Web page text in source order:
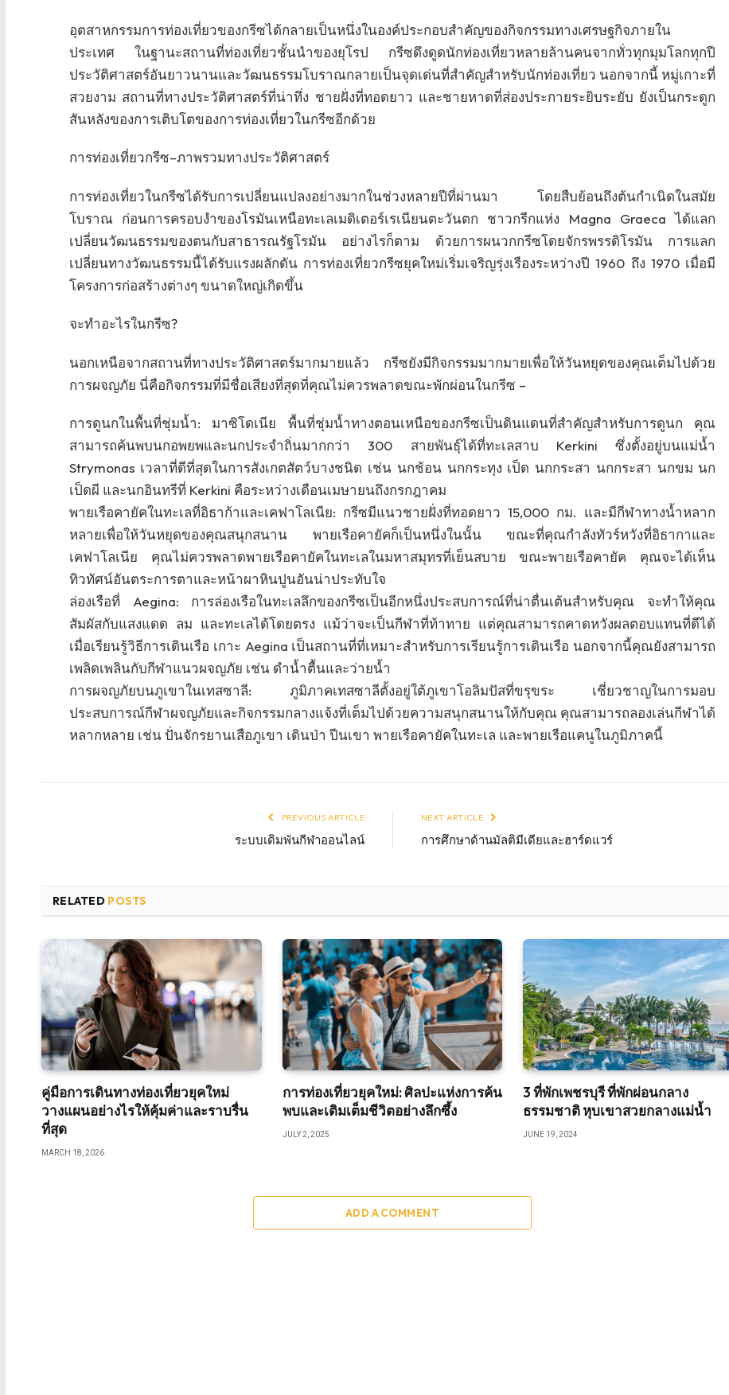
อุตสาหกรรมการท่องเที่ยวของกรีซได้กลายเป็นหนึ่งในองค์ประกอบสำคัญของกิจกรรมทางเศรษฐกิจภายใน
ประเทศ ในฐานะสถานที่ท่องเที่ยวชั้นนำของยุโรป กรีซดึงดูดนักท่องเที่ยวหลายล้านคนจากทั่วทุกมุมโลกทุกปี
ประวัติศาสตร์อันยาวนานและวัฒนธรรมโบราณกลายเป็นจุดเด่นที่สำคัญสำหรับนักท่องเที่ยว นอกจากนี้ หมู่เกาะที่
สวยงาม สถานที่ทางประวัติศาสตร์ที่น่าทึ่ง ชายฝั่งที่ทอดยาว และชายหาดที่ส่องประกายระยิบระยับ ยังเป็นกระดูก
สันหลังของการเติบโตของการท่องเที่ยวในกรีซอีกด้วย
การท่องเที่ยวกรีซ–ภาพรวมทางประวัติศาสตร์
การท่องเที่ยวในกรีซได้รับการเปลี่ยนแปลงอย่างมากในช่วงหลายปีที่ผ่านมา โดยสืบย้อนถึงต้นกำเนิดในสมัย
โบราณ ก่อนการครอบงำของโรมันเหนือทะเลเมดิเตอร์เรเนียนตะวันตก ชาวกรีกแห่ง Magna Graeca ได้แลก
เปลี่ยนวัฒนธรรมของตนกับสาธารณรัฐโรมัน อย่างไรก็ตาม ด้วยการผนวกกรีซโดยจักรพรรดิโรมัน การแลก
เปลี่ยนทางวัฒนธรรมนี้ได้รับแรงผลักดัน การท่องเที่ยวกรีซยุคใหม่เริ่มเจริญรุ่งเรืองระหว่างปี 1960 ถึง 1970 เมื่อมี
โครงการก่อสร้างต่างๆ ขนาดใหญ่เกิดขึ้น
จะทำอะไรในกรีซ?
นอกเหนือจากสถานที่ทางประวัติศาสตร์มากมายแล้ว กรีซยังมีกิจกรรมมากมายเพื่อให้วันหยุดของคุณเต็มไปด้วย
การผจญภัย นี่คือกิจกรรมที่มีชื่อเสียงที่สุดที่คุณไม่ควรพลาดขณะพักผ่อนในกรีซ –
การดูนกในพื้นที่ชุ่มน้ำ: มาซิโดเนีย พื้นที่ชุ่มน้ำทางตอนเหนือของกรีซเป็นดินแดนที่สำคัญสำหรับการดูนก คุณ
สามารถค้นพบนกอพยพและนกประจำถิ่นมากกว่า 300 สายพันธุ์ได้ที่ทะเลสาบ Kerkini ซึ่งตั้งอยู่บนแม่น้ำ
Strymonas เวลาที่ดีที่สุดในการสังเกตสัตว์บางชนิด เช่น นกช้อน นกกระทุง เป็ด นกกระสา นกกระสา นกขม นก
เป็ดผี และนกอินทรีที่ Kerkini คือระหว่างเดือนเมษายนถึงกรกฎาคม
พายเรือคายัคในทะเลที่อิธาก้าและเคฟาโลเนีย: กรีซมีแนวชายฝั่งที่ทอดยาว 15,000 กม. และมีกีฬาทางน้ำหลาก
หลายเพื่อให้วันหยุดของคุณสนุกสนาน พายเรือคายัคก็เป็นหนึ่งในนั้น ขณะที่คุณกำลังทัวร์หวังที่อิธากาและ
เคฟาโลเนีย คุณไม่ควรพลาดพายเรือคายัคในทะเลในมหาสมุทรที่เย็นสบาย ขณะพายเรือคายัค คุณจะได้เห็น
ทิวทัศน์อันตระการตาและหน้าผาหินปูนอันน่าประทับใจ
ล่องเรือที่ Aegina: การล่องเรือในทะเลลึกของกรีซเป็นอีกหนึ่งประสบการณ์ที่น่าตื่นเต้นสำหรับคุณ จะทำให้คุณ
สัมผัสกับแสงแดด ลม และทะเลได้โดยตรง แม้ว่าจะเป็นกีฬาที่ท้าทาย แต่คุณสามารถคาดหวังผลตอบแทนที่ดีได้
เมื่อเรียนรู้วิธีการเดินเรือ เกาะ Aegina เป็นสถานที่ที่เหมาะสำหรับการเรียนรู้การเดินเรือ นอกจากนี้คุณยังสามารถ
เพลิดเพลินกับกีฬาแนวผจญภัย เช่น ดำน้ำตื้นและว่ายน้ำ
การผจญภัยบนภูเขาในเทสซาลี: ภูมิภาคเทสซาลีตั้งอยู่ใต้ภูเขาโอลิมปัสที่ขรุขระ เชี่ยวชาญในการมอบ
ประสบการณ์กีฬาผจญภัยและกิจกรรมกลางแจ้งที่เต็มไปด้วยความสนุกสนานให้กับคุณ คุณสามารถลองเล่นกีฬาได้
หลากหลาย เช่น ปั่นจักรยานเสือภูเขา เดินป่า ปีนเขา พายเรือคายัคในทะเล และพายเรือแคนูในภูมิภาคนี้
PREVIOUS ARTICLE
ระบบเดิมพันกีฬาออนไลน์
NEXT ARTICLE
การศึกษาด้านมัลติมีเดียและฮาร์ดแวร์
RELATED POSTS
คู่มือการเดินทางท่องเที่ยวยุคใหม่
วางแผนอย่างไรให้คุ้มค่าและราบรื่น
ที่สุด
MARCH 18, 2026
การท่องเที่ยวยุคใหม่: ศิลปะแห่งการค้น
พบและเติมเต็มชีวิตอย่างลึกซึ้ง
JULY 2, 2025
3 ที่พักเพชรบุรี ที่พักผ่อนกลาง
ธรรมชาติ หุบเขาสวยกลางแม่น้ำ
JUNE 19, 2024
ADD A COMMENT